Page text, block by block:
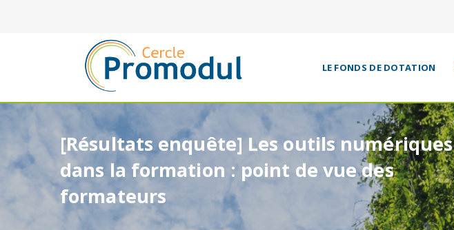
LE FONDS DE DOTATION
[Résultats enquête] Les outils numériques
dans la formation : point de vue des
formateurs